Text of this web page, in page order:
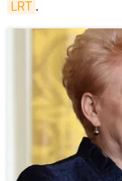
LRT .